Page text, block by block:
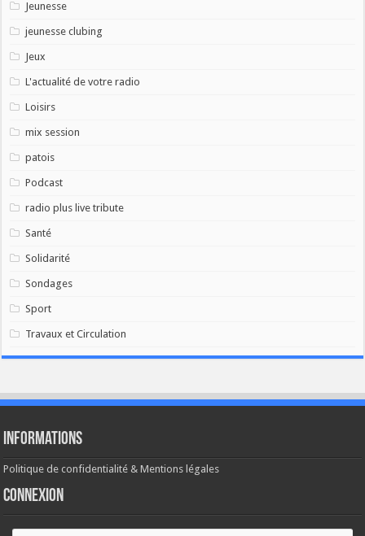
Jeunesse
jeunesse clubing
Jeux
L'actualité de votre radio
Loisirs
mix session
patois
Podcast
radio plus live tribute
Santé
Solidarité
Sondages
Sport
Travaux et Circulation
Informations
Politique de confidentialité & Mentions légales
Connexion